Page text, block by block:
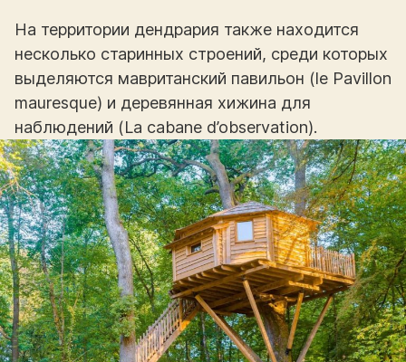
На территории дендрария также находится
несколько старинных строений, среди которых
выделяются мавританский павильон (le Pavillon
mauresque) и деревянная хижина для
наблюдений (La cabane d’observation).